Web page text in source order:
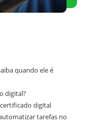
quando ele é
digital?
digital
tarefas no